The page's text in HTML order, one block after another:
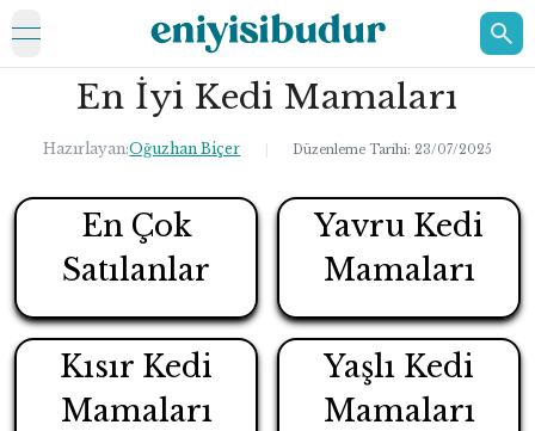
open navigation menu
ELEKTRONİK
EV
KOZMETİK
HAKKIMIZDA
En İyi Kedi Mamaları
Hazırlayan:Oğuzhan Biçer Düzenleme Tarihi: 23/07/2025
En Çok
Satılanlar
Yavru Kedi
Mamaları
Kısır Kedi
Mamaları
Yaşlı Kedi
Mamaları